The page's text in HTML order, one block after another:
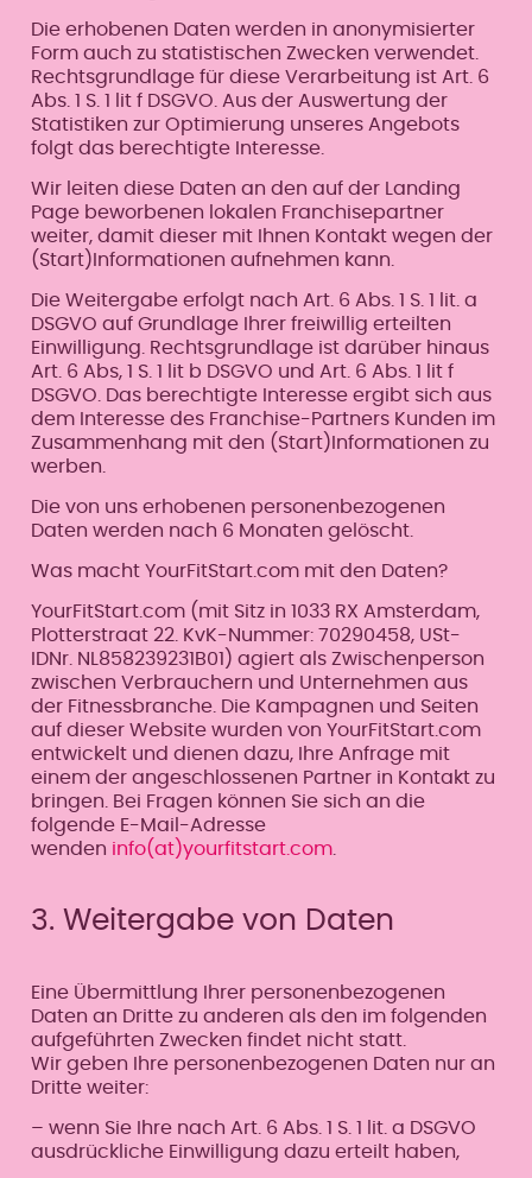
Die erhobenen Daten werden in anonymisierter
Form auch zu statistischen Zwecken verwendet.
Rechtsgrundlage für diese Verarbeitung ist Art. 6
Abs. 1 S. 1 lit f DSGVO. Aus der Auswertung der
Statistiken zur Optimierung unseres Angebots
folgt das berechtigte Interesse.
Wir leiten diese Daten an den auf der Landing
Page beworbenen lokalen Franchisepartner
weiter, damit dieser mit Ihnen Kontakt wegen der
(Start)Informationen aufnehmen kann.
Die Weitergabe erfolgt nach Art. 6 Abs. 1 S. 1 lit. a
DSGVO auf Grundlage Ihrer freiwillig erteilten
Einwilligung. Rechtsgrundlage ist darüber hinaus
Art. 6 Abs, 1 S. 1 lit b DSGVO und Art. 6 Abs. 1 lit f
DSGVO. Das berechtigte Interesse ergibt sich aus
dem Interesse des Franchise-Partners Kunden im
Zusammenhang mit den (Start)Informationen zu
werben.
Die von uns erhobenen personenbezogenen
Daten werden nach 6 Monaten gelöscht.
Was macht YourFitStart.com mit den Daten?
YourFitStart.com (mit Sitz in 1033 RX Amsterdam,
Plotterstraat 22. KvK-Nummer: 70290458, USt-
IDNr. NL858239231B01) agiert als Zwischenperson
zwischen Verbrauchern und Unternehmen aus
der Fitnessbranche. Die Kampagnen und Seiten
auf dieser Website wurden von YourFitStart.com
entwickelt und dienen dazu, Ihre Anfrage mit
einem der angeschlossenen Partner in Kontakt zu
bringen. Bei Fragen können Sie sich an die
folgende E-Mail-Adresse
wenden info(at)yourfitstart.com.
3. Weitergabe von Daten
Eine Übermittlung Ihrer personenbezogenen
Daten an Dritte zu anderen als den im folgenden
aufgeführten Zwecken findet nicht statt.
Wir geben Ihre personenbezogenen Daten nur an
Dritte weiter:
– wenn Sie Ihre nach Art. 6 Abs. 1 S. 1 lit. a DSGVO
ausdrückliche Einwilligung dazu erteilt haben,